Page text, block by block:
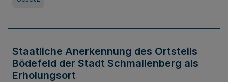
Staatliche Anerkennung des Ortsteils
Bödefeld der Stadt Schmallenberg als
Erholungsort